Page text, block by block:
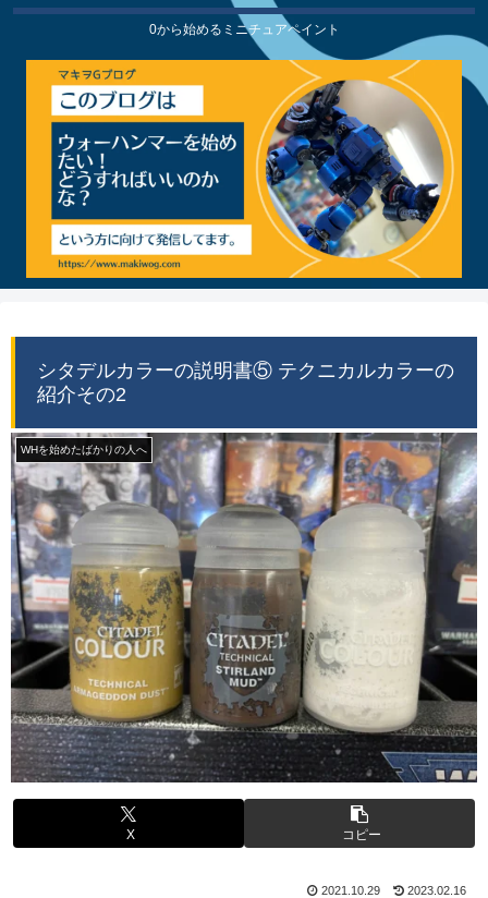
0から始めるミニチュアペイント
シタデルカラーの説明書⑤ テクニカルカラーの
紹介その2
WHを始めたばかりの人へ
X コピー
2021.10.29 2023.02.16